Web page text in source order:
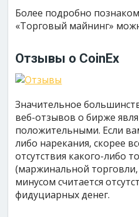
Более подробно
«Торговый майнинг»
Отзывы о CoinEx
Значительное
веб-отзывов о бирже
положительными. Если
либо нарекания, скорее
отсутствия какого-либо
(маржинальной
минусом считается
фидуциарных денег.